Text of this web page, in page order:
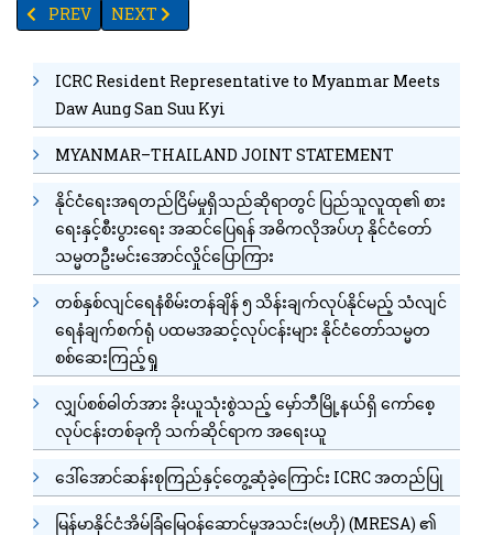
PREVIOUS ARTICLE: အပြည်ပြည်ဆိုင်ရာ ယောဂနေ့ အကြိုလှုပ်ရှား
PREV NEXT ARTICLE: ဗန်းမော်ဆရာတော်ဘုရားကြီး အရိုး
NEXT
ICRC Resident Representative to Myanmar Meets
Daw Aung San Suu Kyi
MYANMAR–THAILAND JOINT STATEMENT
နိုင်ငံရေးအရတည်ငြိမ်မှုရှိသည်ဆိုရာတွင် ပြည်သူလူထု၏ စား
ရေးနှင့်စီးပွားရေး အဆင်ပြေရန် အဓိကလိုအပ်ဟု နိုင်ငံတော်
သမ္မတဦးမင်းအောင်လှိုင်ပြောကြား
တစ်နှစ်လျင်ရေနံစိမ်းတန်ချိန် ၅ သိန်းချက်လုပ်နိုင်မည့် သံလျင်
ရေနံချက်စက်ရုံ ပထမအဆင့်လုပ်ငန်းများ နိုင်ငံတော်သမ္မတ
စစ်ဆေးကြည့်ရှု
လျှပ်စစ်ဓါတ်အား ခိုးယူသုံးစွဲသည့် မှော်ဘီမြို့နယ်ရှိ ကော်စေ့
လုပ်ငန်းတစ်ခုကို သက်ဆိုင်ရာက အရေးယူ
ဒေါ်အောင်ဆန်းစုကြည်နှင့်တွေ့ဆုံခဲ့ကြောင်း ICRC အတည်ပြု
မြန်မာနိုင်ငံအိမ်ခြံမြေဝန်ဆောင်မှုအသင်း(ဗဟို) (MRESA) ၏